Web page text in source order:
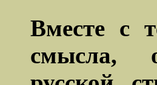
Вместе с
смысла,